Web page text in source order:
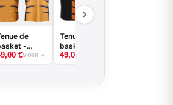
de
-
-
€VOIR →
Tenue de
basket - Half
- B.EASE
49,00